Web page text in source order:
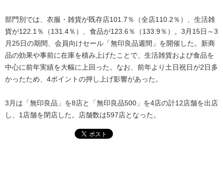
部門別では、衣服・雑貨が既存店101.7％（全店110.2％）、生活雑
貨が122.1％（131.4％）、食品が123.6％（133.9％）。3月15日～3
月25日の期間、会員向けセール「無印良品週間」を開催した。新商
品の効果や事前に在庫を積み上げたことで、生活雑貨および食品を
中心に前年実績を大幅に上回った。なお、前年より土日祝日が2日多
かったため、4ポイントの押し上げ影響があった。
3月は「無印良品」を8店と「無印良品500」を4店の計12店舗を出店
し、1店舗を閉店した。店舗数は597店となった。